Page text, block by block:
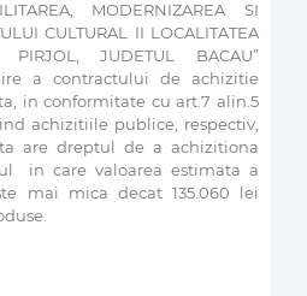
MODERNIZAREA SI
CULTURAL II LOCALITATEA
PIRJOL, JUDETUL BACAU”
a contractului de achizitie
in conformitate cu art.7 alin.5
achizitiile publice, respectiv,
are dreptul de a achizitiona
in care valoarea estimata a
mai mica decat 135.060 lei